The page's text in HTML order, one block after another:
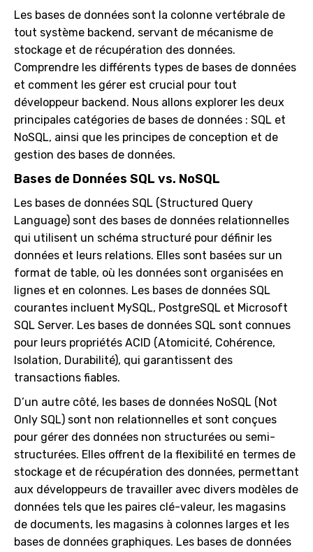
Les bases de données sont la colonne vertébrale de
tout système backend, servant de mécanisme de
stockage et de récupération des données.
Comprendre les différents types de bases de données
et comment les gérer est crucial pour tout
développeur backend. Nous allons explorer les deux
principales catégories de bases de données : SQL et
NoSQL, ainsi que les principes de conception et de
gestion des bases de données.
Bases de Données SQL vs. NoSQL
Les bases de données SQL (Structured Query
Language) sont des bases de données relationnelles
qui utilisent un schéma structuré pour définir les
données et leurs relations. Elles sont basées sur un
format de table, où les données sont organisées en
lignes et en colonnes. Les bases de données SQL
courantes incluent MySQL, PostgreSQL et Microsoft
SQL Server. Les bases de données SQL sont connues
pour leurs propriétés ACID (Atomicité, Cohérence,
Isolation, Durabilité), qui garantissent des
transactions fiables.
D’un autre côté, les bases de données NoSQL (Not
Only SQL) sont non relationnelles et sont conçues
pour gérer des données non structurées ou semi-
structurées. Elles offrent de la flexibilité en termes de
stockage et de récupération des données, permettant
aux développeurs de travailler avec divers modèles de
données tels que les paires clé-valeur, les magasins
de documents, les magasins à colonnes larges et les
bases de données graphiques. Les bases de données